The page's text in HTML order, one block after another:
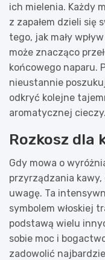
ich mielenia. Każdy
z zapałem dzieli się
tego, jak mały
może znacząco
końcowego naparu.
nieustannie
odkryć kolejne
aromatycznej cieczy.
Rozkosz dla
Gdy mowa o
przyrządzania kawy,
uwagę. Ta
symbolem włoskiej
podstawą wielu
sobie moc i
zadowolić